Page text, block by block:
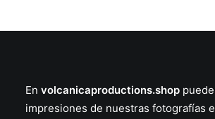
En volcanicaproductions.shop
impresiones de nuestras fotografías